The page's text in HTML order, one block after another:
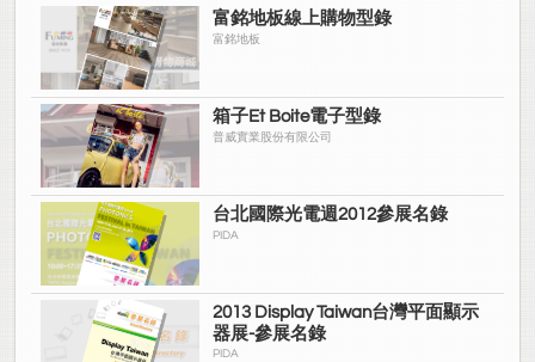
富銘地板線上購物型錄
富銘地板
箱子Et Boite電子型錄
普威實業股份有限公司
台北國際光電週2012參展名錄
PIDA
2013 Display Taiwan台灣平面顯示
器展-參展名錄
PIDA